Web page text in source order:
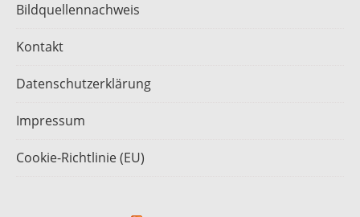
Bildquellennachweis
Kontakt
Datenschutzerklärung
Impressum
Cookie-Richtlinie (EU)